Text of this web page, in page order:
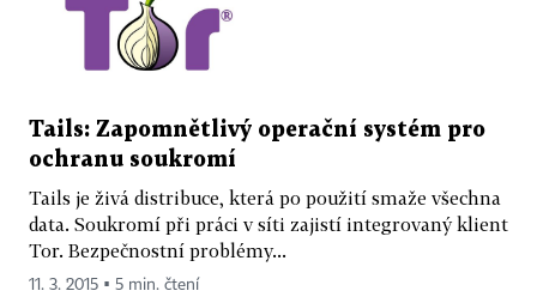
Tails: Zapomnětlivý operační systém pro
ochranu soukromí
Tails je živá distribuce, která po použití smaže všechna
data. Soukromí při práci v síti zajistí integrovaný klient
Tor. Bezpečnostní problémy...
11. 3. 2015 ▪ 5 min. čtení